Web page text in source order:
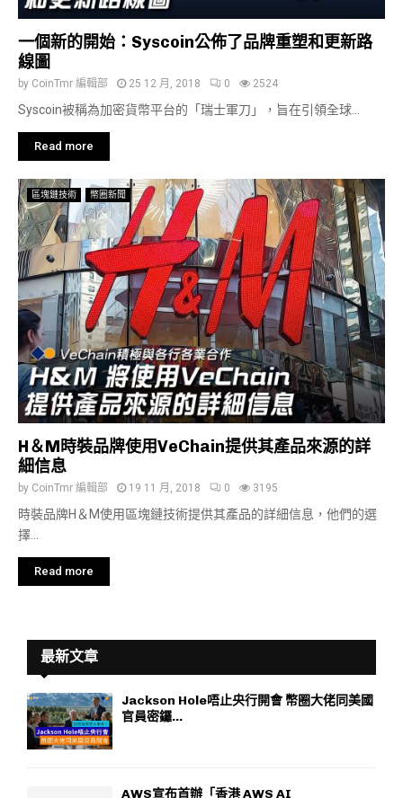
一個新的開始：Syscoin公佈了品牌重塑和更新路
線圖
by CoinTmr 編輯部 25 12 月, 2018 0 2524
Syscoin被稱為加密貨幣平台的「瑞士軍刀」，旨在引領全球...
Read more
區塊鏈技術 幣圈新聞
H＆M時裝品牌使用VeChain提供其產品來源的詳
細信息
by CoinTmr 編輯部 19 11 月, 2018 0 3195
時裝品牌H＆M使用區塊鏈技術提供其產品的詳細信息，他們的選
擇...
Read more
最新文章
Jackson Hole唔止央行開會 幣圈大佬同美國
官員密鑼...
AWS宣布首辦「香港 AWS AI